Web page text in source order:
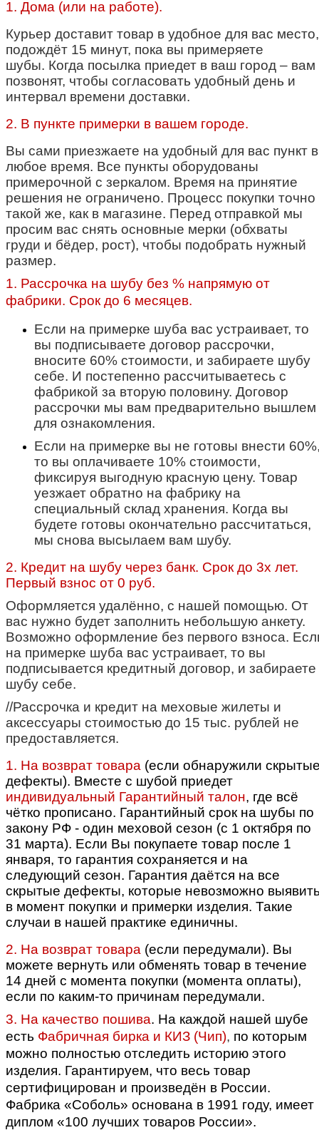
1. Дома (или на работе).
Курьер доставит товар в удобное для вас место,
подождёт 15 минут, пока вы примеряете
шубы. Когда посылка приедет в ваш город – вам
позвонят, чтобы согласовать удобный день и
интервал времени доставки.
2. В пункте примерки в вашем городе.
Вы сами приезжаете на удобный для вас пункт в
любое время. Все пункты оборудованы
примерочной с зеркалом. Время на принятие
решения не ограничено. Процесс покупки точно
такой же, как в магазине. Перед отправкой мы
просим вас снять основные мерки (обхваты
груди и бёдер, рост), чтобы подобрать нужный
размер.
1. Рассрочка на шубу без % напрямую от
фабрики. Срок до 6 месяцев.
Если на примерке шуба вас устраивает, то
вы подписываете договор рассрочки,
вносите 60% стоимости, и забираете шубу
себе. И постепенно рассчитываетесь с
фабрикой за вторую половину. Договор
рассрочки мы вам предварительно вышлем
для ознакомления.
Если на примерке вы не готовы внести
то вы оплачиваете 10% стоимости,
фиксируя выгодную красную цену. Товар
уезжает обратно на фабрику на
специальный склад хранения. Когда вы
будете готовы окончательно рассчитаться,
мы снова высылаем вам шубу.
2. Кредит на шубу через банк. Срок до 3х лет.
Первый взнос от 0 руб.
Оформляется удалённо, с нашей помощью. От
вас нужно будет заполнить небольшую анкету.
Возможно оформление без первого взноса.
на примерке шуба вас устраивает, то вы
подписывается кредитный договор, и забираете
шубу себе.
//Рассрочка и кредит на меховые жилеты и
аксессуары стоимостью до 15 тыс. рублей не
предоставляется.
1. На возврат товара (если обнаружили
дефекты). Вместе с шубой приедет
индивидуальный Гарантийный талон, где всё
чётко прописано. Гарантийный срок на шубы по
закону РФ - один меховой сезон (с 1 октября по
31 марта). Если Вы покупаете товар после 1
января, то гарантия сохраняется и на
следующий сезон. Гарантия даётся на все
скрытые дефекты, которые невозможно
в момент покупки и примерки изделия. Такие
случаи в нашей практике единичны.
2. На возврат товара (если передумали). Вы
можете вернуть или обменять товар в течение
14 дней с момента покупки (момента оплаты),
если по каким-то причинам передумали.
3. На качество пошива. На каждой нашей шубе
есть Фабричная бирка и КИЗ (Чип), по которым
можно полностью отследить историю этого
изделия. Гарантируем, что весь товар
сертифицирован и произведён в России.
Фабрика «Соболь» основана в 1991 году, имеет
диплом «100 лучших товаров России».